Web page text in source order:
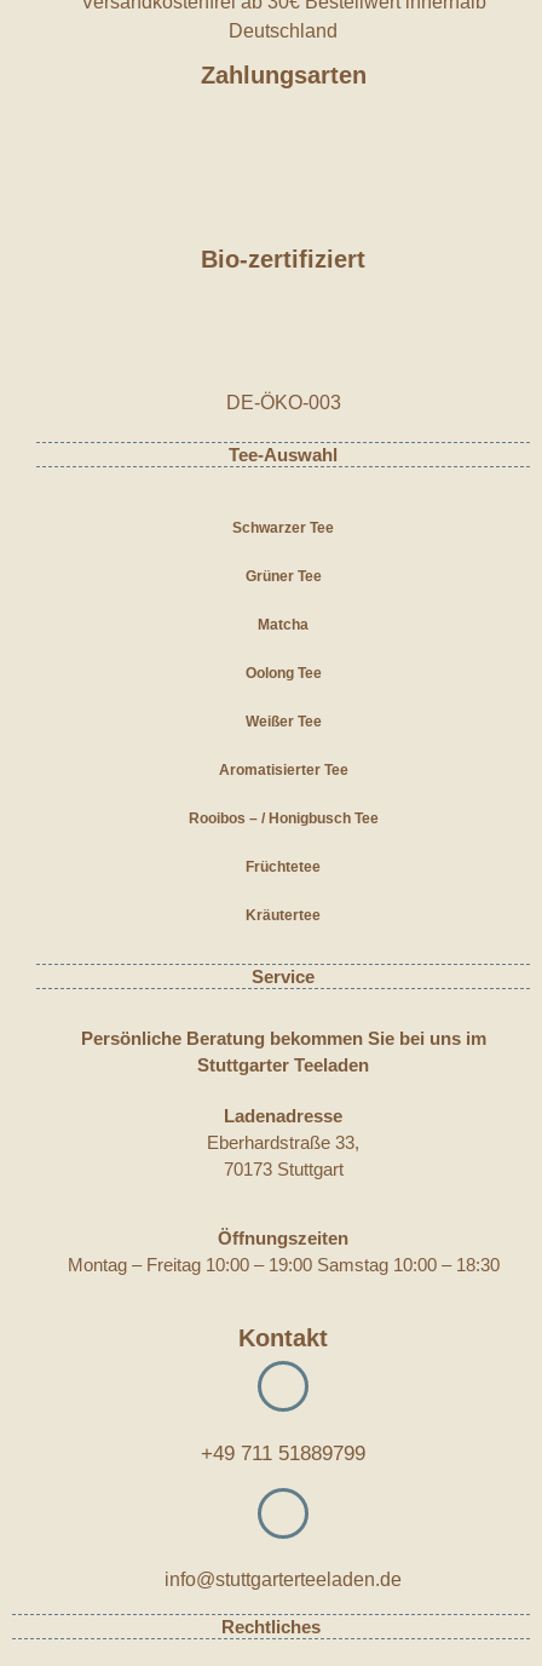
Deutschland
Zahlungsarten
Bio-zertifiziert
DE-ÖKO-003
Tee-Auswahl
Schwarzer Tee
Grüner Tee
Matcha
Oolong Tee
Weißer Tee
Aromatisierter Tee
Rooibos – / Honigbusch Tee
Früchtetee
Kräutertee
Service
Persönliche Beratung bekommen Sie bei uns im
Stuttgarter Teeladen
Ladenadresse
Eberhardstraße 33,
70173 Stuttgart
Öffnungszeiten
Montag – Freitag 10:00 – 19:00 Samstag 10:00 – 18:30
Kontakt
+49 711 51889799
info@stuttgarterteeladen.de
Rechtliches